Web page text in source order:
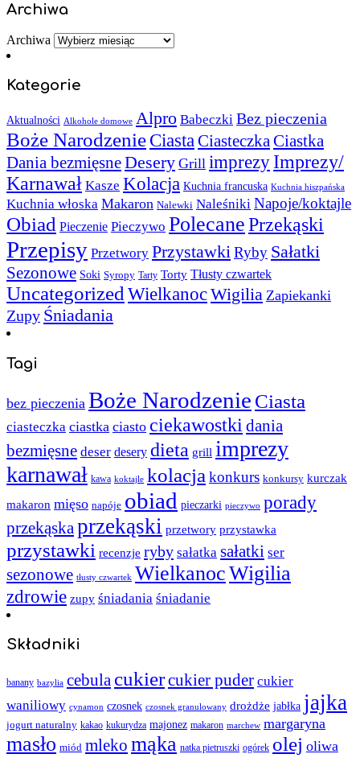
Archiwa
Archiwa
Kategorie
Aktualności Alkohole domowe Alpro Babeczki Bez pieczenia
Boże NarodzenieCiasta CiasteczkaCiastka
Dania bezmięsneDesery Grill imprezy Imprezy/
Karnawał Kasze Kolacja Kuchnia francuska Kuchnia hiszpańska
Kuchnia włoska Makaron Nalewki Naleśniki Napoje/koktajle
Obiad Pieczenie Pieczywo PolecanePrzekąski
Przepisy Przetwory PrzystawkiRyby Sałatki
Sezonowe Soki Syropy Tarty Torty Tłusty czwartek
Uncategorized WielkanocWigilia Zapiekanki
Zupy Śniadania
Tagi
bez pieczenia Boże Narodzenie Ciasta
ciasteczka ciastka ciasto ciekawostki dania
bezmięsne deser desery dieta grill imprezy
karnawał kawa koktajle kolacja konkurs konkursy kurczak
makaron mięso napóje obiad pieczarki pieczywo porady
przekąska przekąski przetwory przystawka
przystawki recenzje ryby sałatka sałatki ser
sezonowe tłusty czwartek WielkanocWigilia
zdrowie zupy śniadania śniadanie
Składniki
banany bazylia cebula cukiercukier puder cukier
waniliowy cynamon czosnek czosnek granulowany drożdże jabłka jajka
jogurt naturalny kakao kukurydza majonez makaron marchew margaryna
masło miód mleko mąka natka pietruszki ogórek olej oliwa